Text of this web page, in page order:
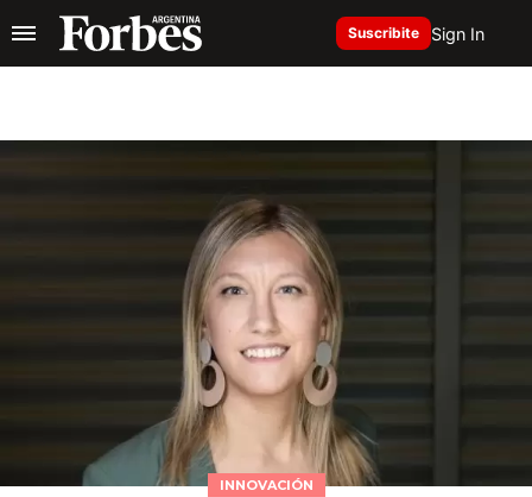
Suscribite Sign In
INNOVACIÓN